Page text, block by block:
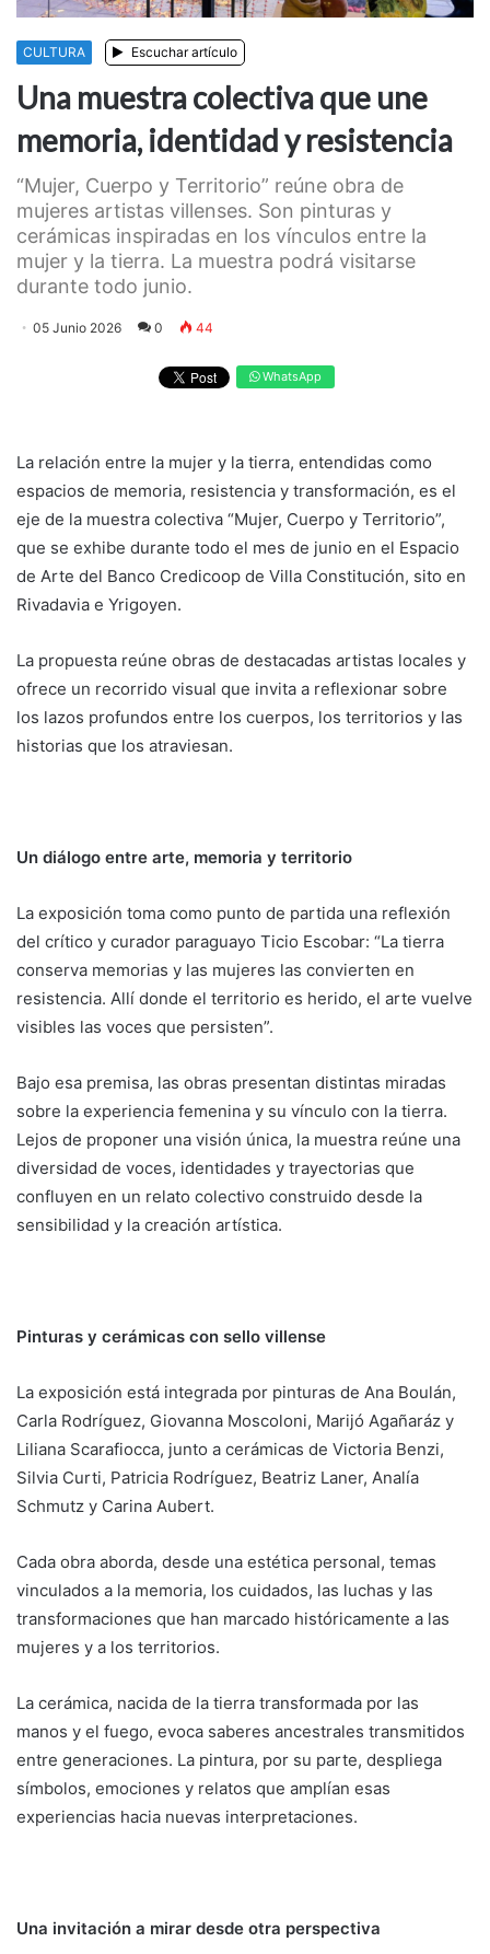
CULTURA Escuchar artículo
Una muestra colectiva que une
memoria, identidad y resistencia
“Mujer, Cuerpo y Territorio” reúne obra de
mujeres artistas villenses. Son pinturas y
cerámicas inspiradas en los vínculos entre la
mujer y la tierra. La muestra podrá visitarse
durante todo junio.
05 Junio 2026 0 44
WhatsApp
La relación entre la mujer y la tierra, entendidas como
espacios de memoria, resistencia y transformación, es el
eje de la muestra colectiva “Mujer, Cuerpo y Territorio”,
que se exhibe durante todo el mes de junio en el Espacio
de Arte del Banco Credicoop de Villa Constitución, sito en
Rivadavia e Yrigoyen.
La propuesta reúne obras de destacadas artistas locales y
ofrece un recorrido visual que invita a reflexionar sobre
los lazos profundos entre los cuerpos, los territorios y las
historias que los atraviesan.
Un diálogo entre arte, memoria y territorio
La exposición toma como punto de partida una reflexión
del crítico y curador paraguayo Ticio Escobar: “La tierra
conserva memorias y las mujeres las convierten en
resistencia. Allí donde el territorio es herido, el arte vuelve
visibles las voces que persisten”.
Bajo esa premisa, las obras presentan distintas miradas
sobre la experiencia femenina y su vínculo con la tierra.
Lejos de proponer una visión única, la muestra reúne una
diversidad de voces, identidades y trayectorias que
confluyen en un relato colectivo construido desde la
sensibilidad y la creación artística.
Pinturas y cerámicas con sello villense
La exposición está integrada por pinturas de Ana Boulán,
Carla Rodríguez, Giovanna Moscoloni, Marijó Agañaráz y
Liliana Scarafiocca, junto a cerámicas de Victoria Benzi,
Silvia Curti, Patricia Rodríguez, Beatriz Laner, Analía
Schmutz y Carina Aubert.
Cada obra aborda, desde una estética personal, temas
vinculados a la memoria, los cuidados, las luchas y las
transformaciones que han marcado históricamente a las
mujeres y a los territorios.
La cerámica, nacida de la tierra transformada por las
manos y el fuego, evoca saberes ancestrales transmitidos
entre generaciones. La pintura, por su parte, despliega
símbolos, emociones y relatos que amplían esas
experiencias hacia nuevas interpretaciones.
Una invitación a mirar desde otra perspectiva